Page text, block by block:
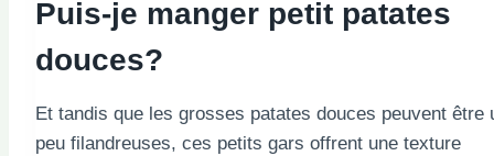
Puis-je manger petit patates
douces?
Et tandis que les grosses patates douces peuvent être
peu filandreuses, ces petits gars offrent une texture